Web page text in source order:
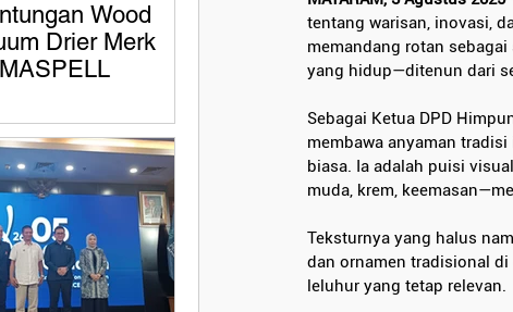
Wood
Drier Merk
MASPELL
tentang warisan, inovasi,
memandang rotan sebagai
yang hidup—ditenun dari
Sebagai Ketua DPD
membawa anyaman
biasa. Ia adalah puisi
muda, krem,
Teksturnya yang halus
dan ornamen tradisional
leluhur yang tetap relevan.